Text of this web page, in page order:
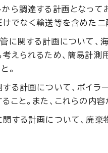
ら調達する計画となって
でなく輸送等を含めた二
に関する計画について、
えられるため、簡易計測
。
る計画について、ボイラ
こと。また、これらの内
する計画について、廃